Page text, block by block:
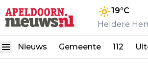
19°C
Heldere
Nieuws Gemeente 112